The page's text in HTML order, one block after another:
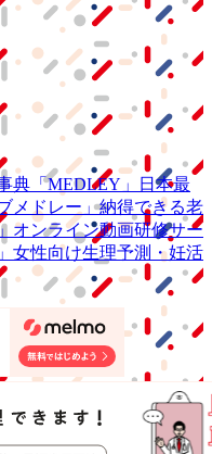
典 「MEDLEY」
日本最
メドレー」納得できる老
オンライン動画研修サー
女性向け生理予測・妊活